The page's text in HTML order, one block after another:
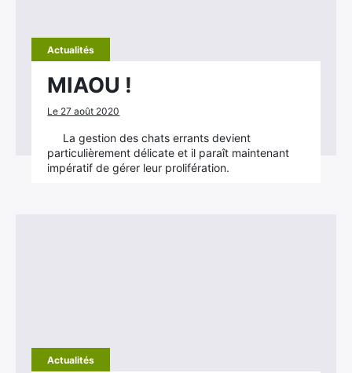
Actualités
MIAOU !
Le 27 août 2020
La gestion des chats errants devient
particulièrement délicate et il paraît maintenant
impératif de gérer leur prolifération.
Actualités